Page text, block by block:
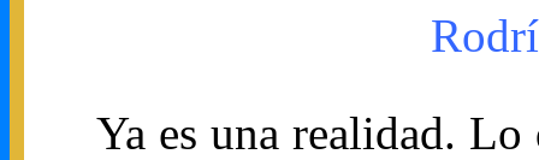
Ya es una realidad.